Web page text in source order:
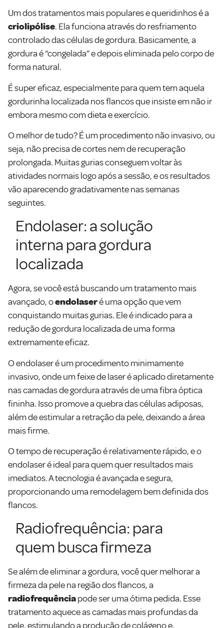
Um dos tratamentos mais populares e queridinhos é a
criolipólise. Ela funciona através do resfriamento
controlado das células de gordura. Basicamente, a
gordura é “congelada” e depois eliminada pelo corpo de
forma natural.
É super eficaz, especialmente para quem tem aquela
gordurinha localizada nos flancos que insiste em não ir
embora mesmo com dieta e exercício.
O melhor de tudo? É um procedimento não invasivo, ou
seja, não precisa de cortes nem de recuperação
prolongada. Muitas gurias conseguem voltar às
atividades normais logo após a sessão, e os resultados
vão aparecendo gradativamente nas semanas
seguintes.
Endolaser: a solução
interna para gordura
localizada
Agora, se você está buscando um tratamento mais
avançado, oendolaseré uma opção que vem
conquistando muitas gurias. Ele é indicado para a
redução de gordura localizada de uma forma
extremamente eficaz.
O endolaser é um procedimento minimamente
invasivo, onde um feixe de laser é aplicado diretamente
nas camadas de gordura através de uma fibra óptica
fininha. Isso promove a quebra das células adiposas,
além de estimular a retração da pele, deixando a área
mais firme.
O tempo de recuperação é relativamente rápido, e o
endolaser é ideal para quem quer resultados mais
imediatos. A tecnologia é avançada e segura,
proporcionando uma remodelagem bem definida dos
flancos.
Radiofrequência: para
quem busca firmeza
Se além de eliminar a gordura, você quer melhorar a
firmeza da pele na região dos flancos, a
radiofrequênciapode ser uma ótima pedida. Esse
tratamento aquece as camadas mais profundas da
pele, estimulando a produção de colágeno e,